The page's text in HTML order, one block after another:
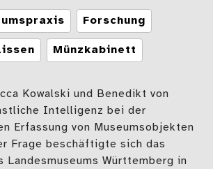
Forschung
Münzkabinett
Kowalski und Benedikt von
Intelligenz bei der
Erfassung von Museumsobjekten
Frage beschäftigte sich das
Landesmuseums Württemberg in